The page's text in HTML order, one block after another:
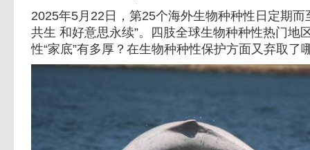
2025年5月22日，第25个海外生物种种性日定期而
共生 和好意思永续”。四肢全球生物种种性热门地
性“家底”有多厚？在生物种种性保护方面又弃取了